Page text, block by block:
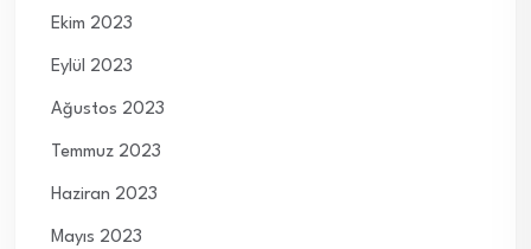
Ekim 2023
Eylül 2023
Ağustos 2023
Temmuz 2023
Haziran 2023
Mayıs 2023